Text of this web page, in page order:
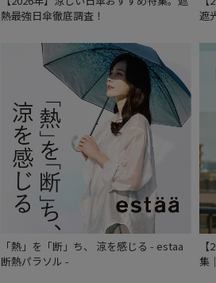
熱最強日傘徹底調査！
遮
「熱」を「断」ち、 涼を感じる - estaa
断熱パラソル -
集